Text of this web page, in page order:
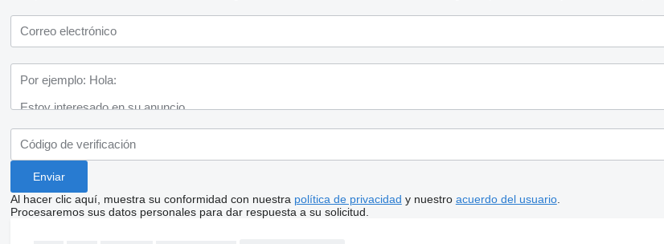
Al hacer clic aquí, muestra su conformidad con nuestra política de privacidad y nuestro acuerdo del usuario.
Procesaremos sus datos personales para dar respuesta a su solicitud.